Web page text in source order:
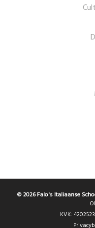
© 2026 Falo's Italiaanse
KVK: